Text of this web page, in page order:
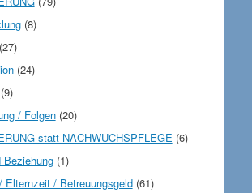
(8)
(27)
(24)
(9)
/ Folgen(20)
statt NACHWUCHSPFLEGE (6)
Beziehung(1)
Elternzeit / Betreuungsgeld(61)